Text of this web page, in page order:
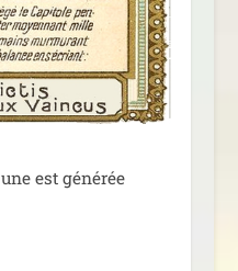
est géné­rée